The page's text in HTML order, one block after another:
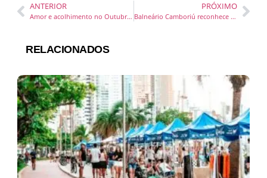
ANTERIOR
Amor e acolhimento no Outubro Rosa da Associação Madre Teresa
PRÓXIMO
Balneário Camboriú reconhece o direito dos jovens ao acesso a conteúdos como empreendedorismo, finanças pessoais e direito
RELACIONADOS